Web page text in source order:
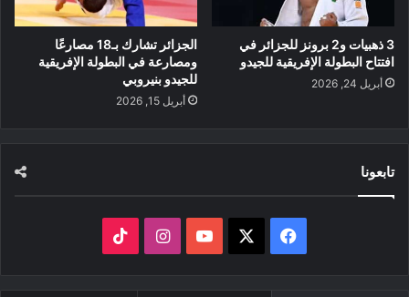
3 ذهبيات و2 برونز للجزائر في
افتتاح البطولة الإفريقية للجيدو
أبريل 24, 2026
الجزائر تشارك بـ18 مصارعًا
ومصارعة في البطولة الإفريقية
للجيدو بنيروبي
أبريل 15, 2026
تابعونا
فيسبوك ‫YouTubeانستقرام